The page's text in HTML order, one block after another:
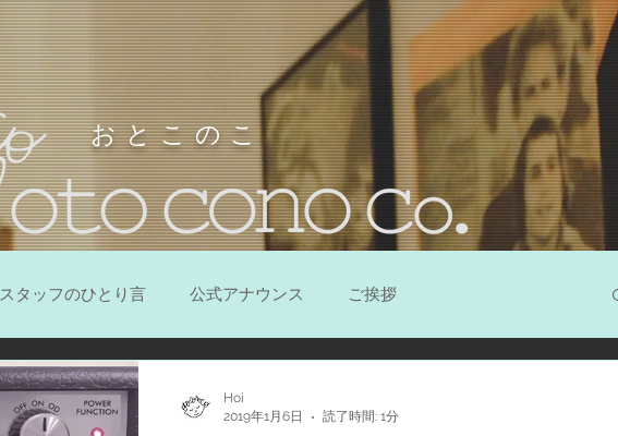
お と こ の こ
スタッフのひとり言 公式アナウンス ご挨拶
Hoi
2019年1月6日
読了時間: 1分